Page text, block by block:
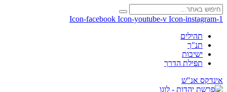
Icon-facebook Icon-youtube-v Icon-instagram-1
תהילים
תנ"ך
ישיבות
תפילת הדרך
אינדקס אנ"ש